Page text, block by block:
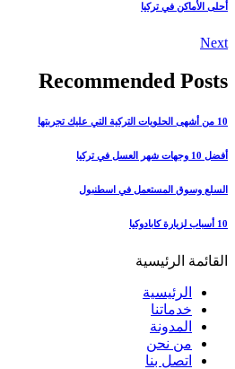
أحلى الأماكن في تركيا
Next
Recommended Posts
10 من أشهى الحلويات التركية التي عليك تجربتها
أفضل 10 وجهات شهر العسل في تركيا
السلع وسوق المستعمل في اسطنبول
10 أسباب لزيارة كابادوكيا
القائمة الرئيسية
الرئيسية
خدماتنا
المدونة
من نحن
اتصل بنا